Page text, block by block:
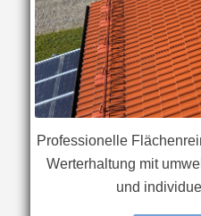
Professionelle
Werterhaltung mit
und